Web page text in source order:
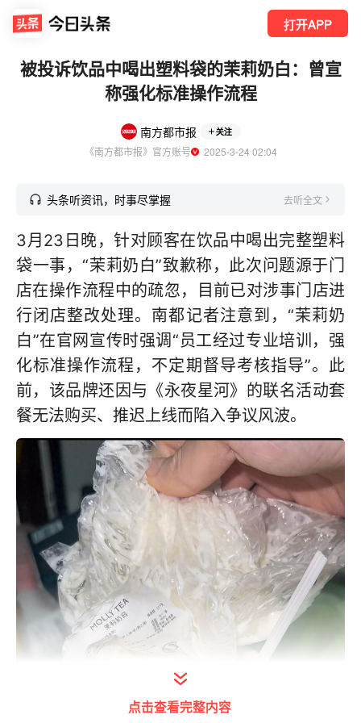
打开APP
被投诉饮品中喝出塑料袋的茉莉奶白：曾宣
称强化标准操作流程
南方都市报 关注
《南方都市报》官方账号
  2025-3-24 02:04
头条听资讯，时事尽掌握 去听全文
3月23日晚，针对顾客在饮品中喝出完整塑料
袋一事，“茉莉奶白”致歉称，此次问题源于门
店在操作流程中的疏忽，目前已对涉事门店进
行闭店整改处理。南都记者注意到，“茉莉奶
白”在官网宣传时强调“员工经过专业培训，强
化标准操作流程，不定期督导考核指导”。此
前，该品牌还因与《永夜星河》的联名活动套
餐无法购买、推迟上线而陷入争议风波。
点击查看完整内容